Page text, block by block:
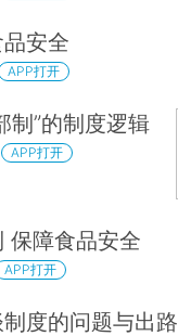
安全
APP打开
制”的制度逻辑
APP打开
保障食品安全
APP打开
度的问题与出路